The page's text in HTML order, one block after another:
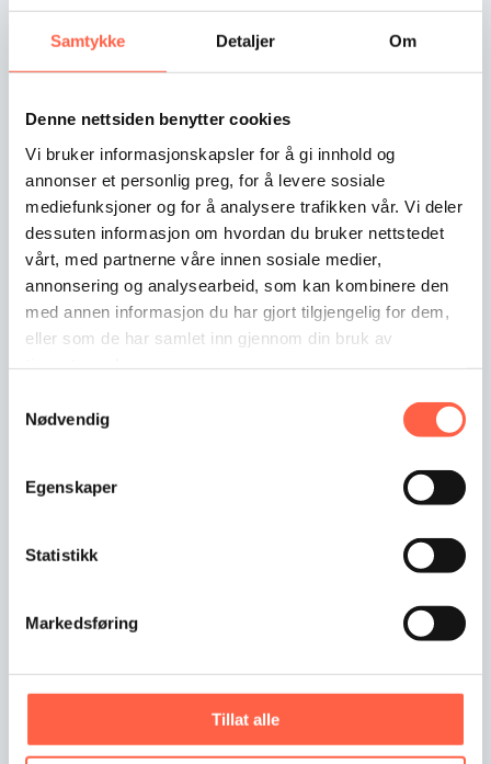
Samtykke Detaljer Om
Denne nettsiden benytter cookies
Vi bruker informasjonskapsler for å gi innhold og
annonser et personlig preg, for å levere sosiale
mediefunksjoner og for å analysere trafikken vår. Vi deler
dessuten informasjon om hvordan du bruker nettstedet
vårt, med partnerne våre innen sosiale medier,
annonsering og analysearbeid, som kan kombinere den
med annen informasjon du har gjort tilgjengelig for dem,
eller som de har samlet inn gjennom din bruk av
Nødvendig
Egenskaper
Statistikk
Markedsføring
Tillat alle
Erittäin kestävä ja vankka 6 m sinkitty liukuportti,…
Garda Liikuteltava Liukuportti PI-95 LUX, oikea
Erittäin kestävä ja vankka 6 m sinkitty liukuportti,…